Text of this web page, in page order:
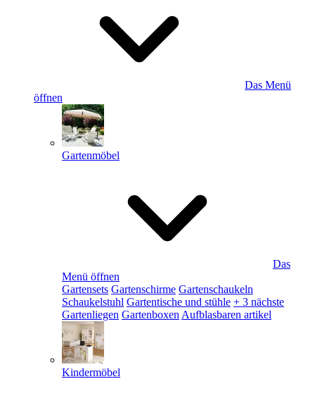
Das Menü
öffnen
Gartenmöbel
Das
Menü öffnen
Gartensets Gartenschirme Gartenschaukeln
Schaukelstuhl Gartentische und stühle + 3 nächste
Gartenliegen Gartenboxen Aufblasbaren artikel
Kindermöbel